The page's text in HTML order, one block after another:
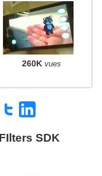
260K vues
SDK